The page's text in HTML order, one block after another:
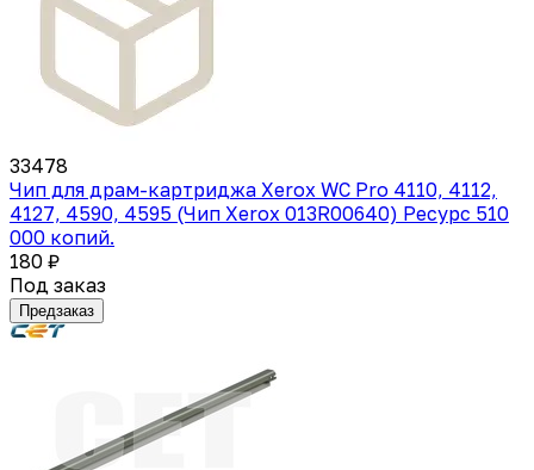
33478
Чип для драм-картриджа Xerox WC Pro 4110, 4112,
4127, 4590, 4595 (Чип Xerox 013R00640) Ресурс 510
000 копий.
180 ₽
Под заказ
Предзаказ